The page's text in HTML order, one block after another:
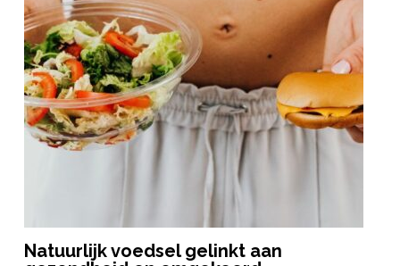
Natuurlijk voedsel gelinkt aan